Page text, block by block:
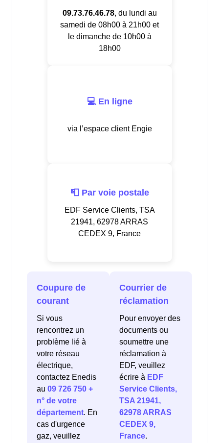
09.73.76.46.78, du lundi au
samedi de 08h00 à 21h00 et
le dimanche de 10h00 à
18h00
💻 En ligne
via l’espace client Engie
📮 Par voie postale
EDF Service Clients, TSA
21941, 62978 ARRAS
CEDEX 9, France
Coupure de
courant
Si vous
rencontrez un
problème lié à
votre réseau
électrique,
contactez Enedis
au 09 726 750 +
n° de votre
département. En
cas d'urgence
gaz, veuillez
Courrier de
réclamation
Pour envoyer des
documents ou
soumettre une
réclamation à
EDF, veuillez
écrire à EDF
Service Clients,
TSA 21941,
62978 ARRAS
CEDEX 9,
France.